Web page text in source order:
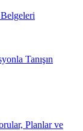
Tanışın
Planlar ve